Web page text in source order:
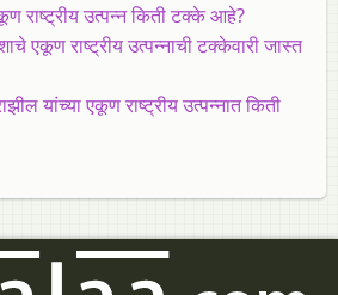
राष्ट्रीय उत्पन्न किती टक्के आहे?
एकूण राष्ट्रीय उत्पन्नाची टक्केवारी जास्त
यांच्या एकूण राष्ट्रीय उत्पन्नात किती